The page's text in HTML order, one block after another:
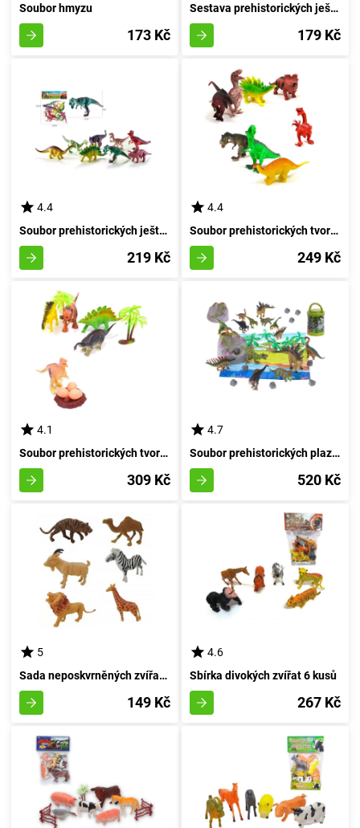
Soubor hmyzu
173 Kč
Sestava prehistorických ještěrů - 6 kusů
179 Kč
4.4
Soubor prehistorických ještěrů - 8 kusů
219 Kč
4.4
Soubor prehistorických tvorů 8 kusů
249 Kč
4.1
Soubor prehistorických tvorů s hnízdem
309 Kč
4.7
Soubor prehistorických plazů s podložkou a příslušenstvím
520 Kč
5
Sada neposkvrněných zvířat 6 kusů
149 Kč
4.6
Sbírka divokých zvířat 6 kusů
267 Kč